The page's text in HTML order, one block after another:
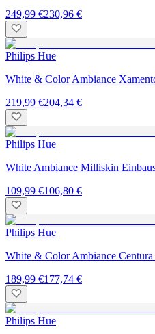
249,99 €230,96 €
Philips Hue
White & Color Ambiance
219,99 €204,34 €
Philips Hue
White Ambiance Milliskin
109,99 €106,80 €
Philips Hue
White & Color Ambiance
189,99 €177,74 €
Philips Hue